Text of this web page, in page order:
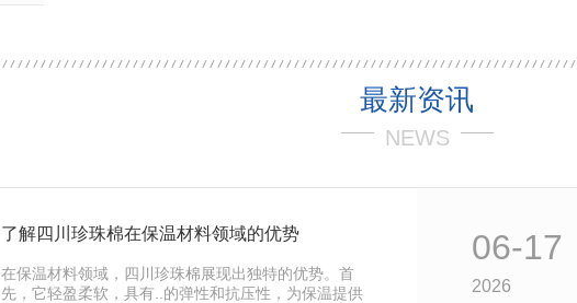
最新资讯
NEWS
了解四川珍珠棉在保温材料领域的优势
在保温材料领域，四川珍珠棉展现出独特的优势。首
先，它轻盈柔软，具有..的弹性和抗压性，为保温提供
06-17
2026